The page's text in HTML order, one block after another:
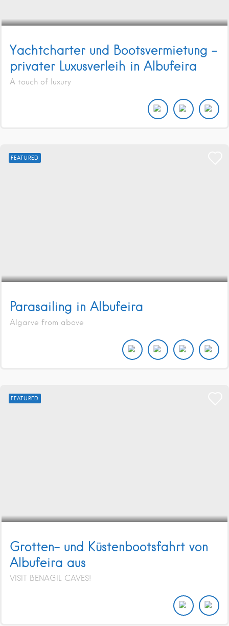
Yachtcharter und Bootsvermietung –
privater Luxusverleih in Albufeira
A touch of luxury
FEATURED
Parasailing in Albufeira
Algarve from above
FEATURED
Grotten- und Küstenbootsfahrt von
Albufeira aus
VISIT BENAGIL CAVES!